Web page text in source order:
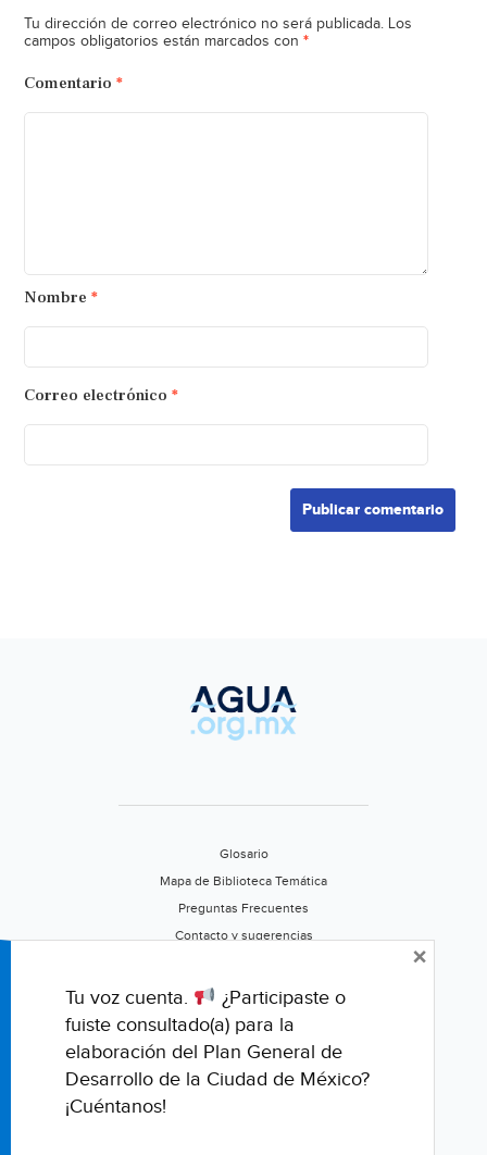
Tu dirección de correo electrónico no será publicada. Los
campos obligatorios están marcados con *
Comentario *
Nombre *
Correo electrónico *
Glosario
Mapa de Biblioteca Temática
Preguntas Frecuentes
Contacto y sugerencias
Califica este portal
Tu voz cuenta.
¿Participaste o
fuiste consultado(a) para la
elaboración del Plan General de
Desarrollo de la Ciudad de México?
¡Cuéntanos!
×